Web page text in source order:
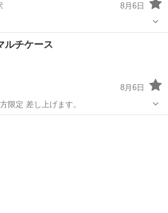
8月6日
駅
ルチケース
8月6日
新品未使用 商品購入された方限定 差し上げます。